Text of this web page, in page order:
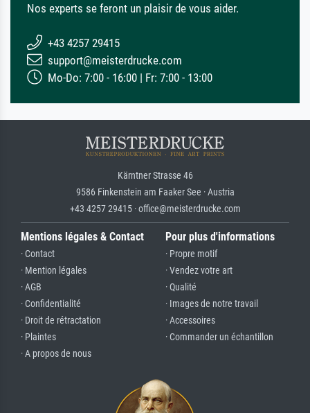
Nos experts se feront un plaisir de vous aider.
+43 4257 29415
support@meisterdrucke.com
Mo-Do: 7:00 - 16:00 | Fr: 7:00 - 13:00
Kärntner Strasse 46
9586 Finkenstein am Faaker See · Austria
+43 4257 29415 · office@meisterdrucke.com
Mentions légales & Contact
· Contact
· Mention légales
· AGB
· Confidentialité
· Droit de rétractation
· Plaintes
· A propos de nous
Pour plus d'informations
· Propre motif
· Vendez votre art
· Qualité
· Images de notre travail
· Accessoires
· Commander un échantillon